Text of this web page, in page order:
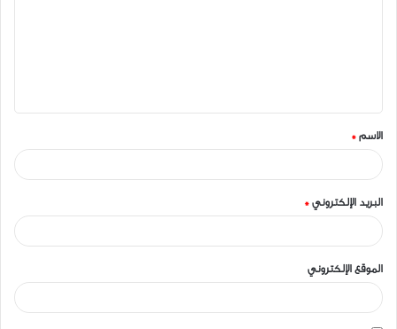
ق
*
الاسم *
البريد الإلكتروني *
الموقع الإلكتروني